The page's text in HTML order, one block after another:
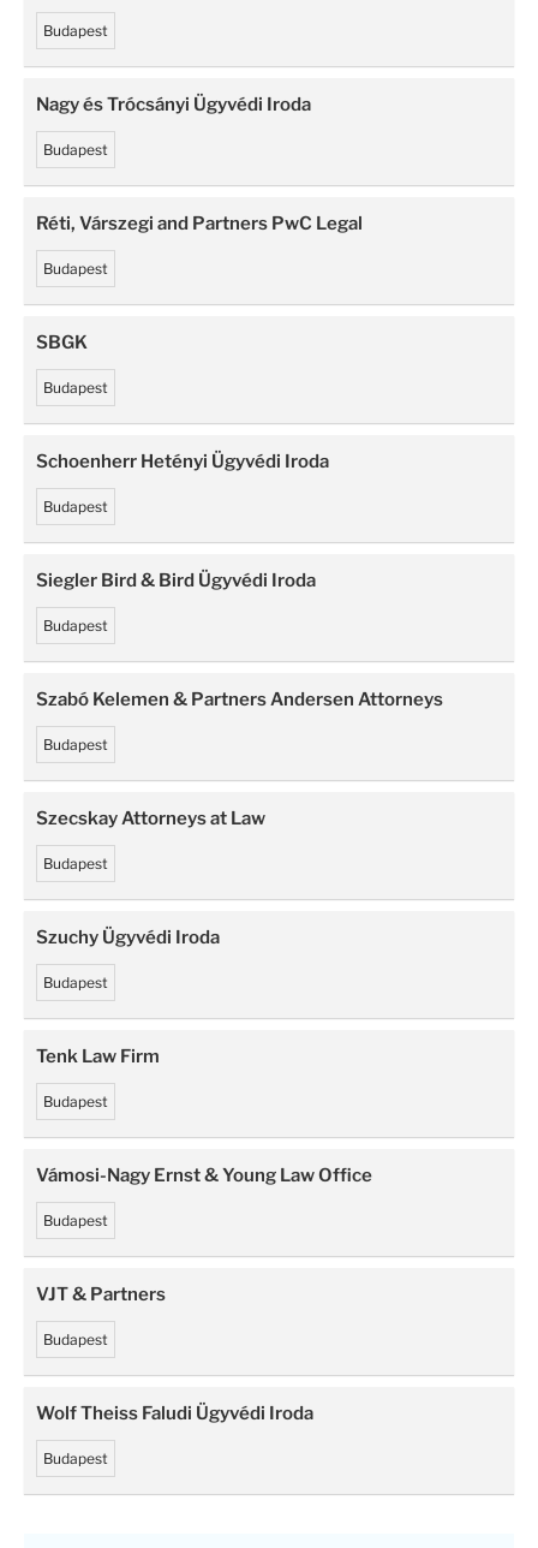
Budapest
Nagy és Trócsányi Ügyvédi Iroda
Budapest
Réti, Várszegi and Partners PwC Legal
Budapest
SBGK
Budapest
Schoenherr Hetényi Ügyvédi Iroda
Budapest
Siegler Bird & Bird Ügyvédi Iroda
Budapest
Szabó Kelemen & Partners Andersen Attorneys
Budapest
Szecskay Attorneys at Law
Budapest
Szuchy Ügyvédi Iroda
Budapest
Tenk Law Firm
Budapest
Vámosi-Nagy Ernst & Young Law Office
Budapest
VJT & Partners
Budapest
Wolf Theiss Faludi Ügyvédi Iroda
Budapest